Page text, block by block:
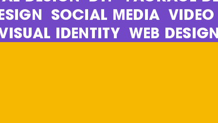
SOCIAL MEDIA
IDENTITY
WEB DESIGN